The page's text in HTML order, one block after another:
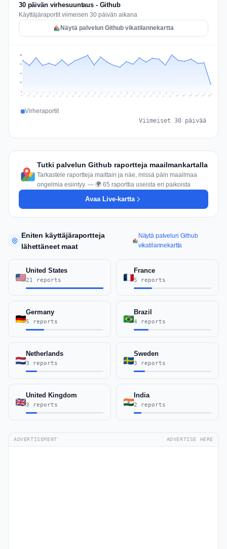
30 päivän virhesuuntaus - Github
Käyttäjäraportit viimeisen 30 päivän aikana
Näytä palvelun Github vikatilannekartta
22
44
66
88
Jul 8 Jul 9 Jul 10 Jul 11 Jul 12 Jul 13 Jul 14 Jul 15 Jul 16 Jul 17 Jul 18 Jul 19 Jul 20 Jul 21 Jul 22 Jul 23 Jul 24 Jul 25 Jul 26 Jul 27 Jul 28 Jul 29 Jul 30 Jul 31 Aug 1 Aug 2 Aug 3 Aug 4 Aug 5 Aug 6
Virheraportit
Viimeiset 30 päivää
Tutki palvelun Github raportteja maailmankartalla
Tarkastele raportteja maittain ja näe, missä päin maailmaa
ongelmia esiintyy. — 🌍 65 raporttia useista eri paikoista
Avaa Live-kartta
Eniten käyttäjäraportteja
lähettäneet maat
Näytä palvelun Github
vikatilannekartta
United States
21 reports
France
5 reports
Germany
5 reports
Brazil
4 reports
Netherlands
3 reports
Sweden
3 reports
United Kingdom
3 reports
India
2 reports
ADVERTISEMENT ADVERTISE HERE